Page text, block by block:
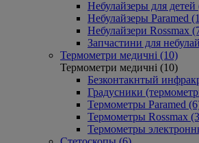
Небулайзеры для детей
Небулайзеры Paramed
Небулайзери Rossmax
Запчастини для
Термометри медичні (10)
Термометри медичні (10)
Безконтакнтый
Градусники
Термометры Paramed
Термометры Rossmax
Термометры